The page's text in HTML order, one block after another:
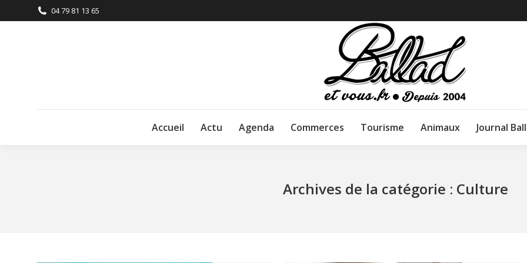
04 79 81 13 65
Accueil Actu Agenda Commerces Tourisme Animaux Journal
Archives de la catégorie : Culture